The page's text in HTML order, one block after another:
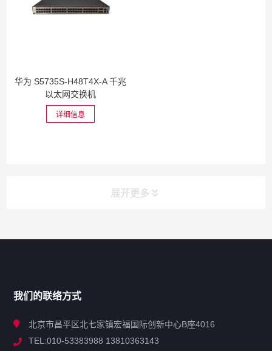
华为 S5735S-H48T4X-A 千兆
以太网交换机
详细信息
展开更多
解决方案
我们的联络方式
北京市昌平区北七家镇宏福国际创新中心B座4016
TEL:010-53383988 13810363143